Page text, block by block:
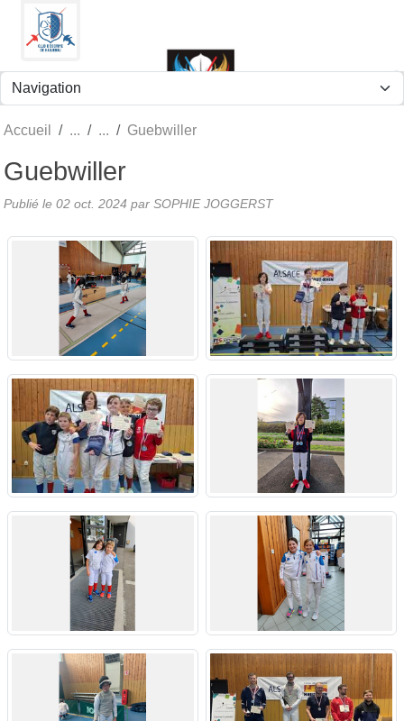
Accueil Guebwiller
Guebwiller
Publié le 02 oct. 2024 par SOPHIE JOGGERST
Panneau de gestion des cookies